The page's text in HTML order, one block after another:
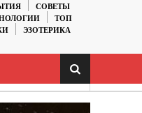
СОВЕТЫ
ТОП
ЭЗОТЕРИКА